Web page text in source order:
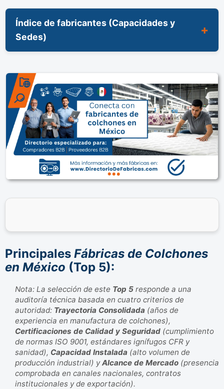
Índice de fabricantes (Capacidades y
Sedes)
Principales Fábricas de Colchones
en México (Top 5):
Nota: La selección de este Top 5 responde a una
auditoría técnica basada en cuatro criterios de
autoridad: Trayectoria Consolidada (años de
experiencia en manufactura de colchones),
Certificaciones de Calidad y Seguridad (cumplimiento
de normas ISO 9001, estándares ignífugos CFR y
sanidad), Capacidad Instalada (alto volumen de
producción industrial) yAlcance de Mercado (presencia
comprobada en canales nacionales, contratos
institucionales y de exportación).